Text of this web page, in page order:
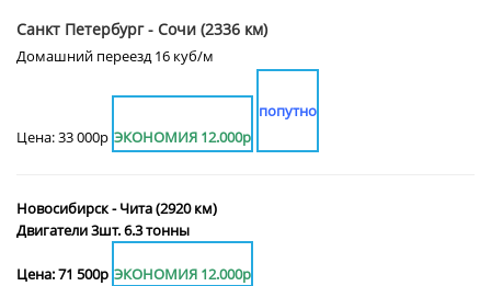
Санкт Петербург - Сочи (2336 км)
Домашний переезд 16 куб/м
Цена: 33 000р ЭКОНОМИЯ 12.000р
попутно
Новосибирск - Чита (2920 км)
Двигатели 3шт. 6.3 тонны
Цена: 71 500р ЭКОНОМИЯ 12.000р